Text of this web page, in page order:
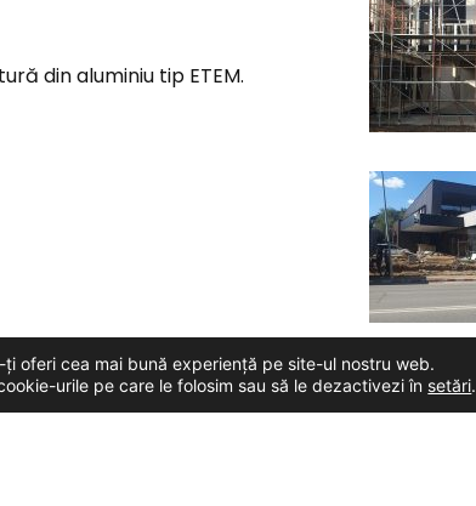
din aluminiu tip ETEM.
oferi cea mai bună experiență pe site-ul nostru web.
urile pe care le folosim sau să le dezactivezi în setări.